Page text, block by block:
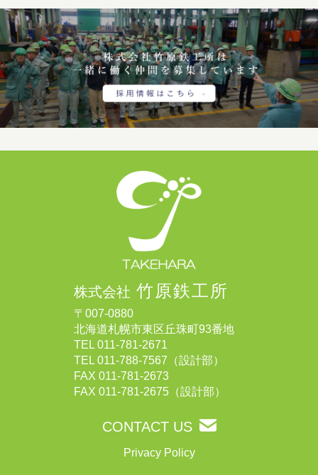
株式会社 竹原鉄工所
〒007-0880
北海道札幌市東区丘珠町93番地
TEL 011-781-2671
TEL 011-788-7567 （設計部）
FAX 011-781-2673
FAX 011-781-2675（設計部）
CONTACT US
Privacy Policy